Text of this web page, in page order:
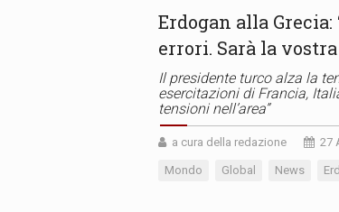
Erdogan alla
errori. Sarà la
Il presidente turco alza la
esercitazioni di Francia,
tensioni nell’area”
a cura della redazione 27
Mondo Global News